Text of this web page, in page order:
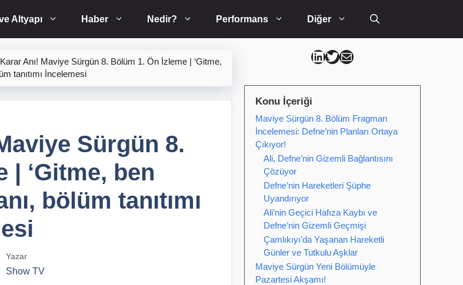
Altyapı Haber Nedir? Performans Diğer
Karar Anı! Maviye Sürgün 8. Bölüm 1. Ön İzleme | ‘Gitme,
tanıtımı İncelemesi
Sürgün 8.
| ‘Gitme, ben
bölüm tanıtımı
Yazar
Show TV
Can Kütahya Linkedin
Can Kütahya Twitter
Can Kütahya Mail
Konu İçeriği
Maviye Sürgün 8. Bölüm Fragman
İncelemesi: Defne’nin Planları Ortaya
Çıkıyor!
Ali, Defne’nin Gizemli Bağlantısını
Çözüyor
Defne’nin Hareketleri Şüphe
Uyandırıyor
Ali’nin Geçici Hafıza Kaybı ve
Defne’nin Gizemli Geçmişi
Çamlıkıyı’da Yaşanan Hareketli
Günler ve Tutkulu Aşklar
Maviye Sürgün Yeni Bölümüyle
Pazartesi Akşamı!